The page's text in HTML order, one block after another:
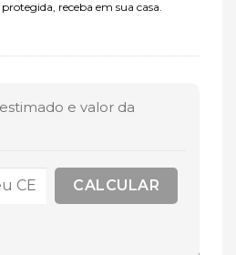
receba em sua casa.
e valor da